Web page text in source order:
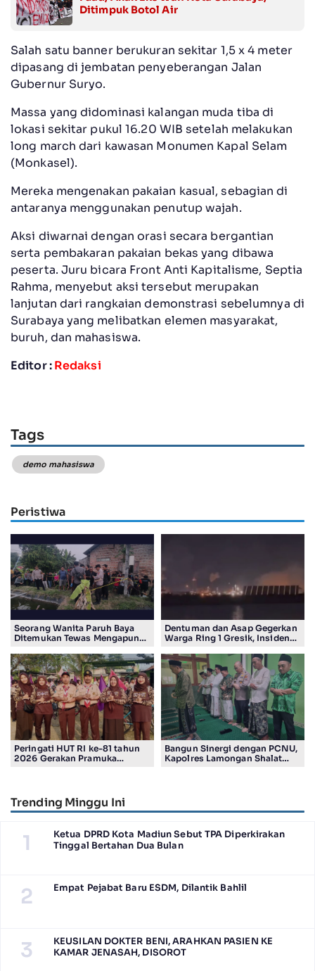
Ditimpuk Botol Air
Salah satu banner berukuran sekitar 1,5 x 4 meter
dipasang di jembatan penyeberangan Jalan
Gubernur Suryo.
Massa yang didominasi kalangan muda tiba di
lokasi sekitar pukul 16.20 WIB setelah melakukan
long march dari kawasan Monumen Kapal Selam
(Monkasel).
Mereka mengenakan pakaian kasual, sebagian di
antaranya menggunakan penutup wajah.
Aksi diwarnai dengan orasi secara bergantian
serta pembakaran pakaian bekas yang dibawa
peserta. Juru bicara Front Anti Kapitalisme, Septia
Rahma, menyebut aksi tersebut merupakan
lanjutan dari rangkaian demonstrasi sebelumnya di
Surabaya yang melibatkan elemen masyarakat,
buruh, dan mahasiswa.
Editor :Redaksi
Tags
demo mahasiswa
Peristiwa
Seorang Wanita Paruh Baya
Ditemukan Tewas Mengapung
Dentuman dan Asap Gegerkan
Warga Ring 1 Gresik, Insiden
Smelting
Peringati HUT RI ke-81 tahun
2026 Gerakan Pramuka
Bangun Sinergi dengan PCNU,
Kapolres Lamongan Shalat
Trending Minggu Ini
1
Ketua DPRD Kota Madiun Sebut TPA Diperkirakan
Tinggal Bertahan Dua Bulan
2 Empat Pejabat Baru ESDM, Dilantik Bahlil
3
KEUSILAN DOKTER BENI, ARAHKAN PASIEN KE
KAMAR JENASAH, DISOROT